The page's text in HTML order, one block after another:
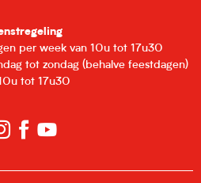
per week van 10u tot 17u30
tot zondag (behalve feestdagen)
tot 17u30